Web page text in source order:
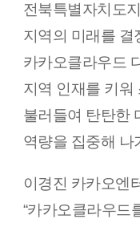
전북특별자치도
지역의 미래를 결
카카오클라우드
지역 인재를 키워
불러들여 탄탄한
역량을 집중해 나
이경진 카카오엔
“카카오클라우드